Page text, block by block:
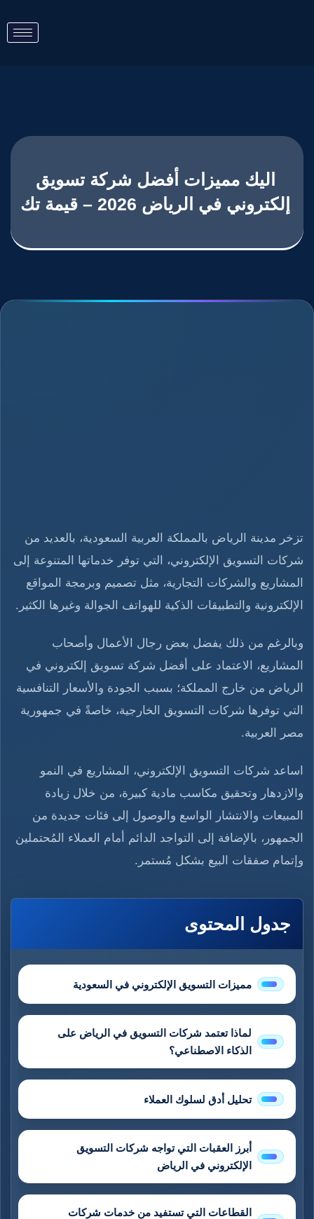
اليك مميزات أفضل شركة تسويق
إلكتروني في الرياض 2026 – قيمة تك
تزخر مدينة الرياض بالمملكة العربية السعودية، بالعديد من
شركات التسويق الإلكتروني، التي توفر خدماتها المتنوعة إلى
المشاريع والشركات التجارية، مثل تصميم وبرمجة المواقع
الإلكترونية والتطبيقات الذكية للهواتف الجوالة وغيرها الكثير.
وبالرغم من ذلك يفضل بعض رجال الأعمال وأصحاب
المشاريع، الاعتماد على أفضل شركة تسويق إلكتروني في
الرياض من خارج المملكة؛ بسبب الجودة والأسعار التنافسية
التي توفرها شركات التسويق الخارجية، خاصةً في جمهورية
مصر العربية.
اساعد شركات التسويق الإلكتروني، المشاريع في النمو
والازدهار وتحقيق مكاسب مادية كبيرة، من خلال زيادة
المبيعات والانتشار الواسع والوصول إلى فئات جديدة من
الجمهور، بالإضافة إلى التواجد الدائم أمام العملاء المُحتملين
وإتمام صفقات البيع بشكل مُستمر.
جدول المحتوى
مميزات التسويق الإلكتروني في السعودية
لماذا تعتمد شركات التسويق في الرياض على
الذكاء الاصطناعي؟
تحليل أدق لسلوك العملاء
أبرز العقبات التي تواجه شركات التسويق
الإلكتروني في الرياض
القطاعات التي تستفيد من خدمات شركات